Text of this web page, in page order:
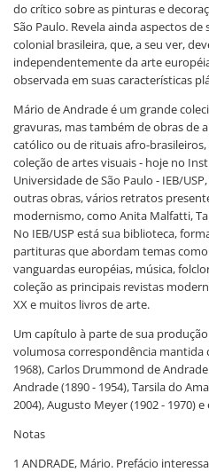
do crítico sobre as pinturas e
São Paulo. Revela ainda aspectos
colonial brasileira, que, a seu ver,
independentemente da arte
observada em suas características
Mário de Andrade é um grande
gravuras, mas também de obras de
católico ou de rituais afro-
coleção de artes visuais - hoje no
Universidade de São Paulo - IEB/
outras obras, vários retratos
modernismo, como Anita Malfatti,
No IEB/USP está sua biblioteca,
partituras que abordam temas
vanguardas européias, música,
coleção as principais revistas
XX e muitos livros de arte.
Um capítulo à parte de sua
volumosa correspondência mantida
1968), Carlos Drummond de
Andrade (1890 - 1954), Tarsila do
2004), Augusto Meyer (1902 - 1970)
Notas
1 ANDRADE, Mário. Prefácio